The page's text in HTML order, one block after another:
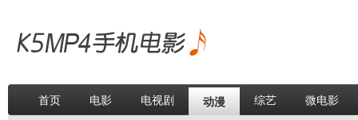
首页 电影 电视剧 动漫 综艺 微电影